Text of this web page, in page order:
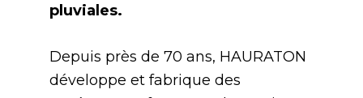
pluviales.
Depuis près de 70 ans, HAURATON
développe et fabrique des